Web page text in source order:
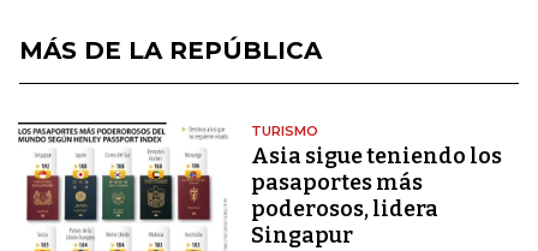
MÁS DE LA REPÚBLICA
TURISMO
Asia sigue teniendo los
pasaportes más
poderosos, lidera
Singapur